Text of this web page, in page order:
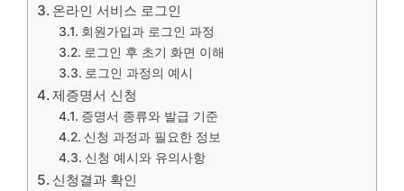
온라인 서비스 로그인
회원가입과 로그인 과정
로그인 후 초기 화면 이해
로그인 과정의 예시
제증명서 신청
증명서 종류와 발급 기준
신청 과정과 필요한 정보
신청 예시와 유의사항
신청결과 확인